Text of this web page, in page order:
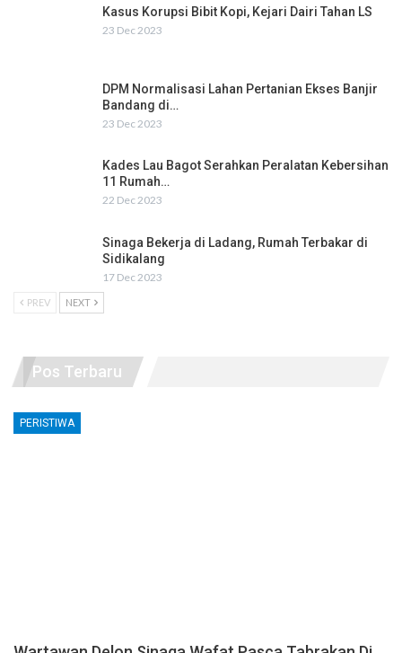
Kasus Korupsi Bibit Kopi, Kejari Dairi Tahan LS
23 Dec 2023
DPM Normalisasi Lahan Pertanian Ekses Banjir
Bandang di…
23 Dec 2023
Kades Lau Bagot Serahkan Peralatan Kebersihan
11 Rumah…
22 Dec 2023
Sinaga Bekerja di Ladang, Rumah Terbakar di
Sidikalang
17 Dec 2023
PREV NEXT
Pos Terbaru
PERISTIWA